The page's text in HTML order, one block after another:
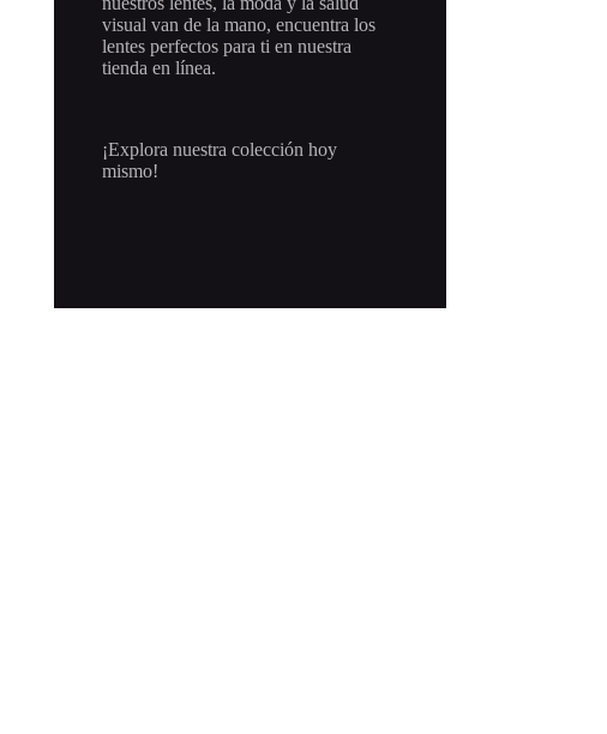
visual van de la mano, encuentra los
lentes perfectos para ti en nuestra
tienda en línea.
¡Explora nuestra colección hoy
mismo!